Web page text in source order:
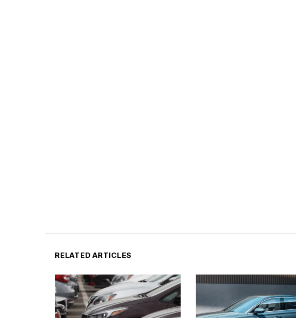
RELATED ARTICLES